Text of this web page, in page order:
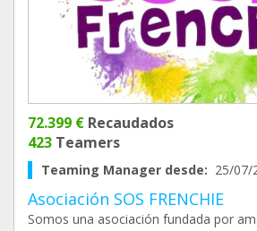
72.399 € Recaudados
423 Teamers
Teaming Manager desde: 25/07/
Asociación SOS FRENCHIE
Somos una asociación fundada por